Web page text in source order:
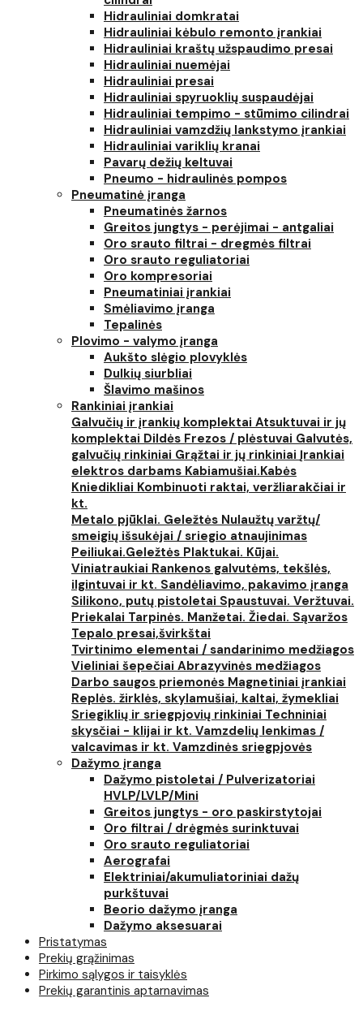
Hidrauliniai domkratai
Hidrauliniai kėbulo remonto įrankiai
Hidrauliniai kraštų užspaudimo presai
Hidrauliniai nuemėjai
Hidrauliniai presai
Hidrauliniai spyruoklių suspaudėjai
Hidrauliniai tempimo - stūmimo cilindrai
Hidrauliniai vamzdžių lankstymo įrankiai
Hidrauliniai variklių kranai
Pavarų dežių keltuvai
Pneumo - hidraulinės pompos
Pneumatinė įranga
Pneumatinės žarnos
Greitos jungtys - perėjimai - antgaliai
Oro srauto filtrai - dregmės filtrai
Oro srauto reguliatoriai
Oro kompresoriai
Pneumatiniai įrankiai
Smėliavimo įranga
Tepalinės
Plovimo - valymo įranga
Aukšto slėgio plovyklės
Dulkių siurbliai
Šlavimo mašinos
Rankiniai įrankiai
Galvučių ir įrankių komplektai Atsuktuvai ir jų
komplektai Dildės Frezos / plėstuvai Galvutės,
galvučių rinkiniai Grąžtai ir jų rinkiniai Įrankiai
elektros darbams Kabiamušiai.Kabės
Kniedikliai Kombinuoti raktai, veržliarakčiai ir
kt.
Metalo pjūklai. Geležtės Nulaužtų varžtų/
smeigių išsukėjai / sriegio atnaujinimas
Peiliukai.Geležtės Plaktukai. Kūjai.
Viniatraukiai Rankenos galvutėms, tekšlės,
ilgintuvai ir kt. Sandėliavimo, pakavimo įranga
Silikono, putų pistoletai Spaustuvai. Veržtuvai.
Priekalai Tarpinės. Manžetai. Žiedai. Sąvaržos
Tepalo presai,švirkštai
Tvirtinimo elementai / sandarinimo medžiagos
Vieliniai šepečiai Abrazyvinės medžiagos
Darbo saugos priemonės Magnetiniai įrankiai
Replės. žirklės, skylamušiai, kaltai, žymekliai
Sriegiklių ir sriegpjovių rinkiniai Techniniai
skysčiai - klijai ir kt. Vamzdelių lenkimas /
valcavimas ir kt. Vamzdinės sriegpjovės
Dažymo įranga
Dažymo pistoletai / Pulverizatoriai
HVLP/LVLP/Mini
Greitos jungtys - oro paskirstytojai
Oro filtrai / drėgmės surinktuvai
Oro srauto reguliatoriai
Aerografai
Elektriniai/akumuliatoriniai dažų
purkštuvai
Beorio dažymo įranga
Dažymo aksesuarai
Pristatymas
Prekių grąžinimas
Pirkimo sąlygos ir taisyklės
Prekių garantinis aptarnavimas